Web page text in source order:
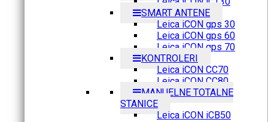
SMART ANTENE
Leica iCON gps 30
Leica iCON gps 60
Leica iCON gps 70
KONTROLERI
Leica iCON CC70
Leica iCON CC80
MANUELNE TOTALNE
STANICE
Leica iCON iCB50